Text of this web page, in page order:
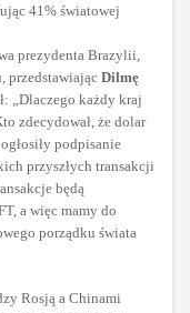
41% światowej
prezydenta Brazylii,
przedstawiając Dilmę
„Dlaczego każdy kraj
zdecydował, że dolar
podpisanie
przyszłych transakcji
będą
a więc mamy do
porządku świata
Rosją a Chinami